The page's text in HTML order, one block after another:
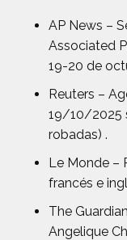
AP News –
Associated
19-20 de
Reuters –
19/10/2025
robadas) .
Le Monde –
francés e
The
Angelique